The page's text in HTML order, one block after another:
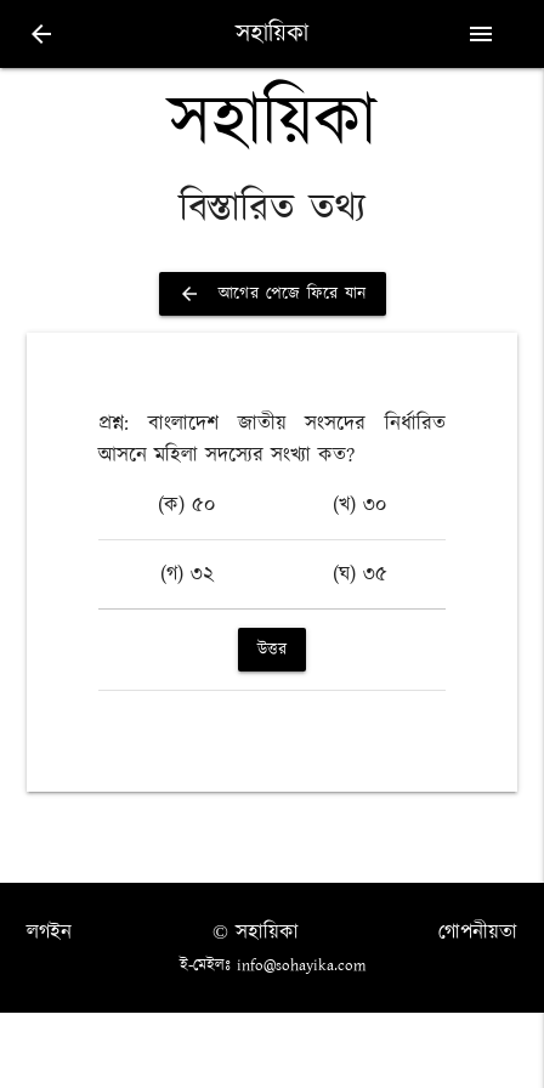
arrow_back সহায়িকা menu
সহায়িকা
বিস্তারিত তথ্য
arrow_back আগের পেজে ফিরে যান
প্রশ্ন: বাংলাদেশ জাতীয় সংসদের নির্ধারিত
আসনে মহিলা সদস্যের সংখ্যা কত?
(ক) ৫০
(খ) ৩০
(গ) ৩২ (ঘ) ৩৫
উত্তর
লগইন গোপনীয়তা
© সহায়িকা
ই-মেইলঃ info@sohayika.com